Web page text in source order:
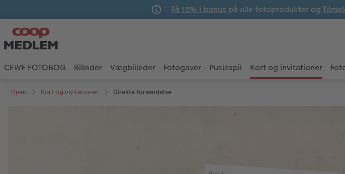
Få 15% i bonus på alle fotoprodukter og
CEWE FOTOBOG Billeder Vægbilleder Fotogaver Puslespil Kort og invitationer
Hjem Kort og invitationer Direkte forsendelse